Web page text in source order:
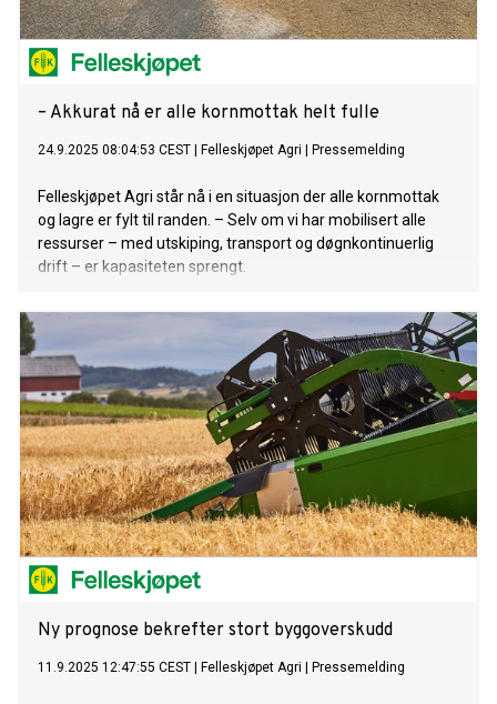
– Akkurat nå er alle kornmottak helt fulle
24.9.2025 08:04:53 CEST Felleskjøpet Agri Pressemelding
Felleskjøpet Agri står nå i en situasjon der alle kornmottak
og lagre er fylt til randen. – Selv om vi har mobilisert alle
ressurser – med utskiping, transport og døgnkontinuerlig
drift – er kapasiteten sprengt.
Ny prognose bekrefter stort byggoverskudd
11.9.2025 12:47:55 CEST Felleskjøpet Agri Pressemelding